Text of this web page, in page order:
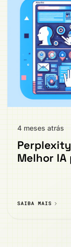
4 meses atrás
Perplexity
Melhor IA
SAIBA MAIS